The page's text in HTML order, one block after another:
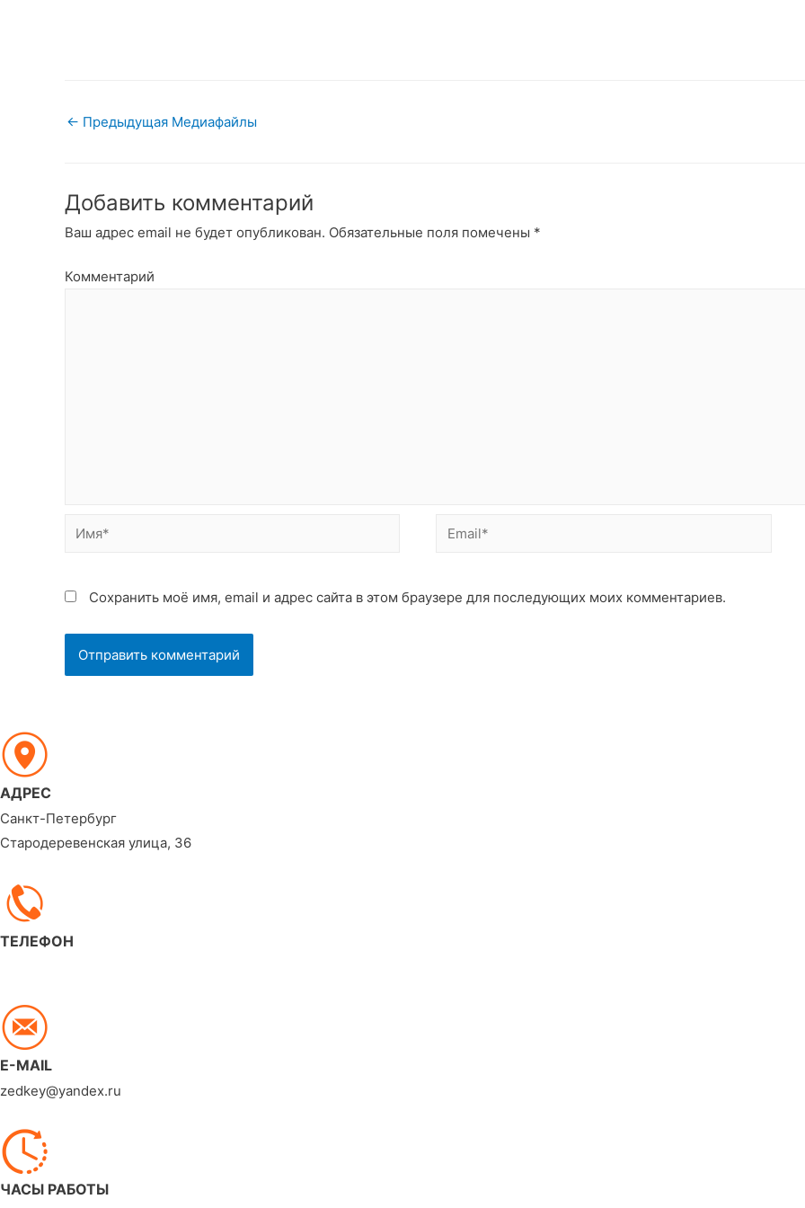
Навигация
записям
← Предыдущая Медиафайлы
Добавить комментарий
Ваш адрес email не будет опубликован. Обязательные поля помечены *
Комментарий
Имя* Email*
Сохранить моё имя, email и адрес сайта в этом браузере для последующих моих комментариев.
АДРЕС
Санкт-Петербург
Стародеревенская улица, 36
ТЕЛЕФОН
E-MAIL
zedkey@yandex.ru
ЧАСЫ РАБОТЫ